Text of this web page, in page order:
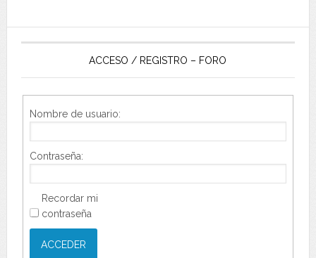
ACCESO / REGISTRO – FORO
Nombre de usuario:
Contraseña:
Recordar mi
contraseña
ACCEDER